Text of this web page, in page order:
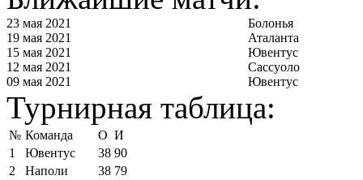
23 мая 2021
Болонья
19 мая 2021
Аталанта
15 мая 2021
Ювентус
12 мая 2021
Сассуоло
09 мая 2021
Ювентус
Турнирная таблица:
№ Команда О И
1
Ювентус 38 90
2
Наполи 38 79